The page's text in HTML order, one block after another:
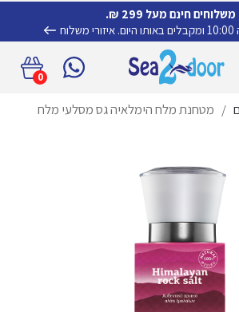
משלוחים חינם מעל 299 ₪.
איזורי משלוח
0
/ מטחנת מלח הימלאיה גס מסלעי מלח